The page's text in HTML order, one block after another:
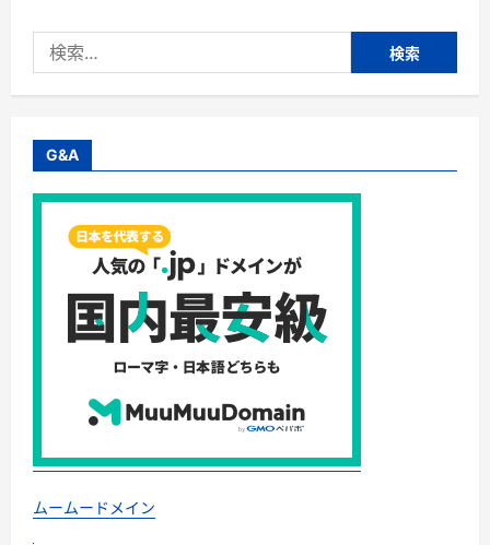
索:
G&A
ムームードメイン